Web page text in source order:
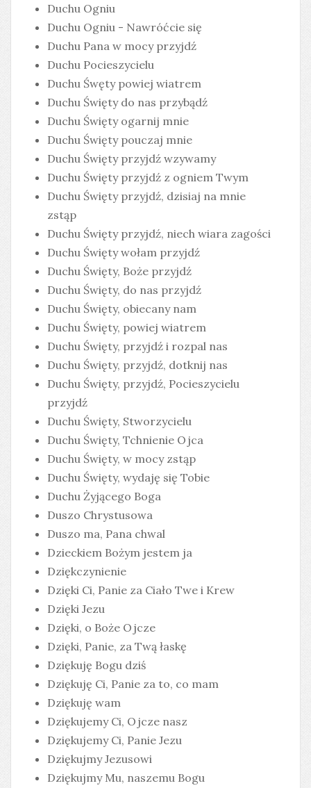
Duchu Ogniu
Duchu Ogniu - Nawróćcie się
Duchu Pana w mocy przyjdź
Duchu Pocieszycielu
Duchu Śwęty powiej wiatrem
Duchu Święty do nas przybądź
Duchu Święty ogarnij mnie
Duchu Święty pouczaj mnie
Duchu Święty przyjdź wzywamy
Duchu Święty przyjdź z ogniem Twym
Duchu Święty przyjdź, dzisiaj na mnie
zstąp
Duchu Święty przyjdź, niech wiara zagości
Duchu Święty wołam przyjdź
Duchu Święty, Boże przyjdź
Duchu Święty, do nas przyjdź
Duchu Święty, obiecany nam
Duchu Święty, powiej wiatrem
Duchu Święty, przyjdź i rozpal nas
Duchu Święty, przyjdź, dotknij nas
Duchu Święty, przyjdź, Pocieszycielu
przyjdź
Duchu Święty, Stworzycielu
Duchu Święty, Tchnienie Ojca
Duchu Święty, w mocy zstąp
Duchu Święty, wydaję się Tobie
Duchu Żyjącego Boga
Duszo Chrystusowa
Duszo ma, Pana chwal
Dzieckiem Bożym jestem ja
Dziękczynienie
Dzięki Ci, Panie za Ciało Twe i Krew
Dzięki Jezu
Dzięki, o Boże Ojcze
Dzięki, Panie, za Twą łaskę
Dziękuję Bogu dziś
Dziękuję Ci, Panie za to, co mam
Dziękuję wam
Dziękujemy Ci, Ojcze nasz
Dziękujemy Ci, Panie Jezu
Dziękujmy Jezusowi
Dziękujmy Mu, naszemu Bogu